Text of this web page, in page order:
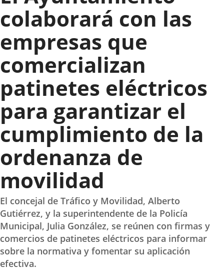
colaborará con las
empresas que
comercializan
patinetes eléctricos
para garantizar el
cumplimiento de la
ordenanza de
movilidad
El concejal de Tráfico y Movilidad, Alberto
Gutiérrez, y la superintendente de la Policía
Municipal, Julia González, se reúnen con firmas y
comercios de patinetes eléctricos para informar
sobre la normativa y fomentar su aplicación
efectiva.